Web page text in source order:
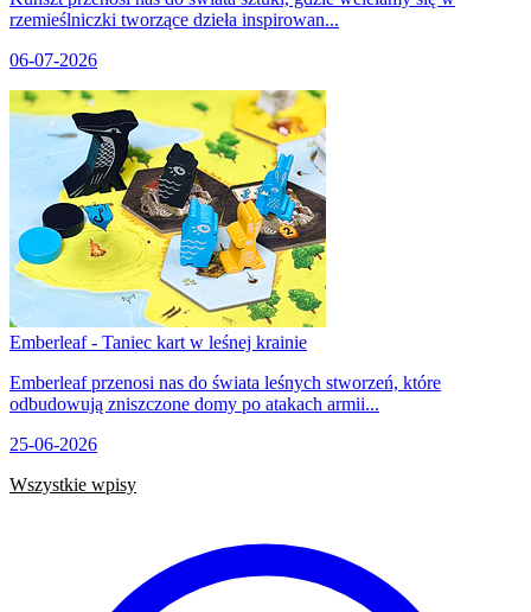
rzemieślniczki tworzące dzieła inspirowan...
06-07-2026
Emberleaf - Taniec kart w leśnej krainie
Emberleaf przenosi nas do świata leśnych stworzeń, które
odbudowują zniszczone domy po atakach armii...
25-06-2026
Wszystkie wpisy